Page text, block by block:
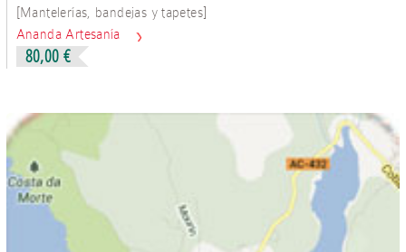
[Mantelerías, bandejas y tapetes]
Ananda Artesanía
80,00 €